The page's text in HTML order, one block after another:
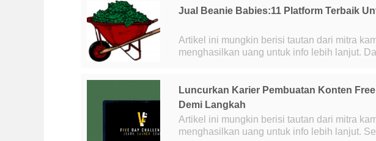
Jual Beanie Babies:11 Platform Terbaik
Artikel ini mungkin berisi tautan dari mitra
menghasilkan uang untuk info lebih lanjut. Dalam artikel ini, saya akan
Luncurkan Karier Pembuatan Konten
Demi Langkah
Artikel ini mungkin berisi tautan dari mitra
menghasilkan uang untuk info lebih lanjut. Sebagai pembuat konten, ada